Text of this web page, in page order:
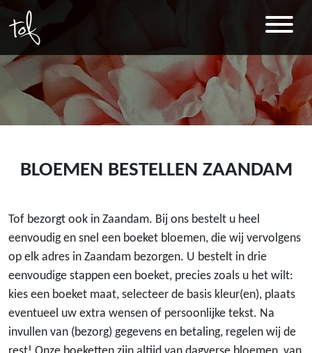
BLOEMEN BESTELLEN ZAANDAM
Tof bezorgt ook in Zaandam. Bij ons bestelt u heel
eenvoudig en snel een boeket bloemen, die wij vervolgens
op elk adres in Zaandam bezorgen. U bestelt in drie
eenvoudige stappen een boeket, precies zoals u het wilt:
kies een boeket maat, selecteer de basis kleur(en), plaats
eventueel uw extra wensen of persoonlijke tekst. Na
invullen van (bezorg) gegevens en betaling, regelen wij de